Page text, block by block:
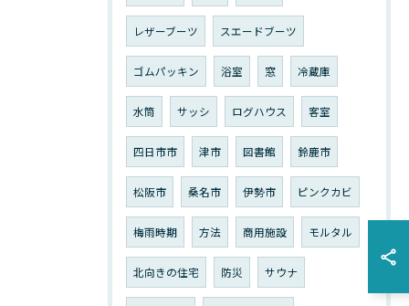
レザーブーツ スエードブーツ
ゴムパッキン 浴室 窓 冷蔵庫
水筒 サッシ ログハウス 客室
四日市市 津市 図書館 鈴鹿市
松阪市 桑名市 伊勢市 ピンクカビ
梅雨時期 方法 商用施設 モルタル
北向きの住宅 防災 サウナ